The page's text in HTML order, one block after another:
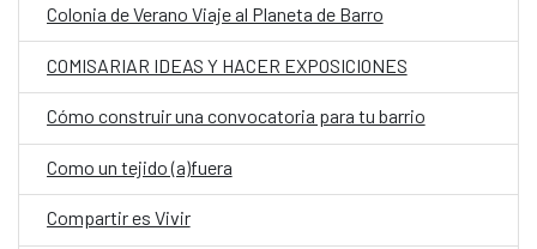
Colonia de Verano Viaje al Planeta de Barro
COMISARIAR IDEAS Y HACER EXPOSICIONES
Cómo construir una convocatoria para tu barrio
Como un tejido (a)fuera
Compartir es Vivir